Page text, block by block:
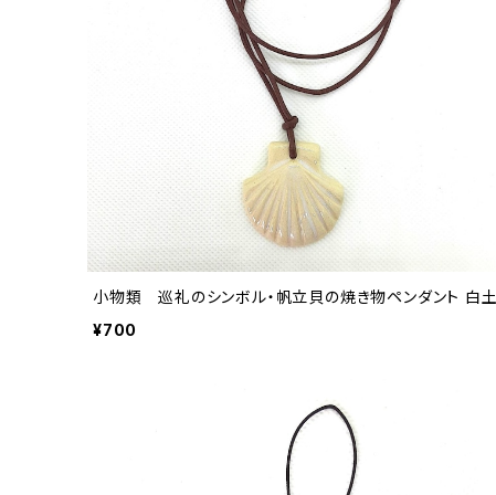
小物類 巡礼のシンボル・帆立貝の焼き物ペンダント 白土
¥700